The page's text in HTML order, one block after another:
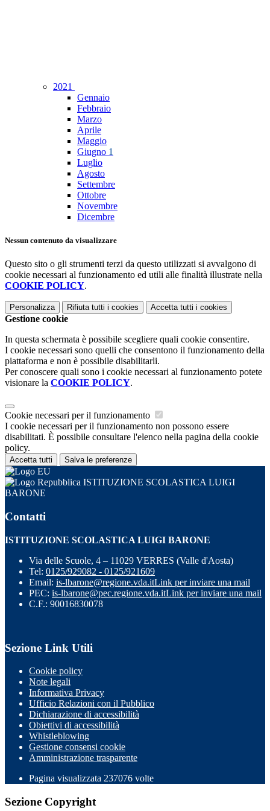
2021
Gennaio
Febbraio
Marzo
Aprile
Maggio
Giugno 1
Luglio
Agosto
Settembre
Ottobre
Novembre
Dicembre
Nessun contenuto da visualizzare
Questo sito o gli strumenti terzi da questo utilizzati si avvalgono di
cookie necessari al funzionamento ed utili alle finalità illustrate nella
COOKIE POLICY.
Personalizza Rifiuta tutti i cookies Accetta tutti i cookies
Gestione cookie
In questa schermata è possibile scegliere quali cookie consentire.
I cookie necessari sono quelli che consentono il funzionamento della
piattaforma e non è possibile disabilitarli.
Per conoscere quali sono i cookie necessari al funzionamento potete
visionare la COOKIE POLICY.
Cookie necessari per il funzionamento
I cookie necessari per il funzionamento non possono essere
disabilitati. È possibile consultare l'elenco nella pagina della cookie
policy.
Accetta tutti Salva le preferenze
ISTITUZIONE SCOLASTICA LUIGI
BARONE
Contatti
ISTITUZIONE SCOLASTICA LUIGI BARONE
Via delle Scuole, 4 – 11029 VERRES (Valle d'Aosta)
Tel: 0125/929082 - 0125/921609
Email: is-lbarone@regione.vda.itLink per inviare una mail
PEC: is-lbarone@pec.regione.vda.itLink per inviare una mail
C.F.: 90016830078
Sezione Link Utili
Cookie policy
Note legali
Informativa Privacy
Ufficio Relazioni con il Pubblico
Dichiarazione di accessibilità
Obiettivi di accessibilità
Whistleblowing
Gestione consensi cookie
Amministrazione trasparente
Pagina visualizzata 237076 volte
Sezione Copyright